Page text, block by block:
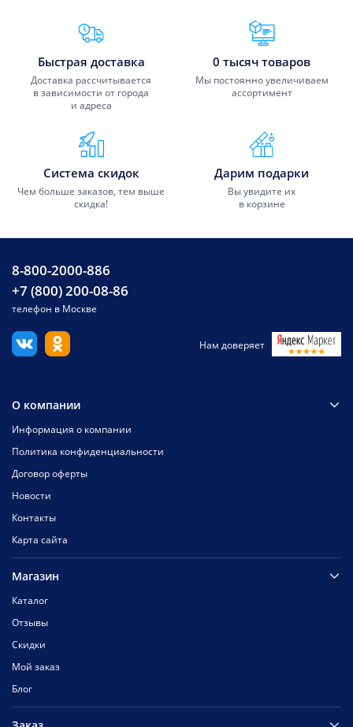
Преимущества Fixmobile
Быстрая доставка
Доставка рассчитывается
в зависимости от города
и адреса
0 тысяч товаров
Мы постоянно увеличиваем
ассортимент
Система скидок
Чем больше заказов, тем выше
скидка!
Дарим подарки
Вы увидите их
в корзине
8-800-2000-886
+7 (800) 200-08-86
телефон в Москве
Нам доверяет
О компании
Информация о компании
Политика конфиденциальности
Договор оферты
Новости
Контакты
Карта сайта
Магазин
Каталог
Отзывы
Скидки
Мой заказ
Блог